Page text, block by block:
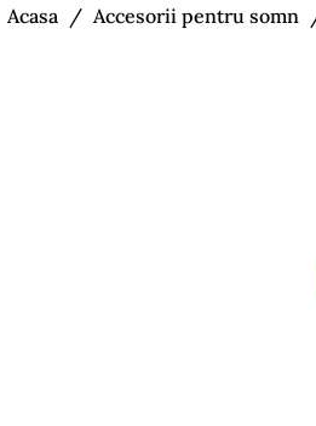
Acasa Accesorii pentru somn